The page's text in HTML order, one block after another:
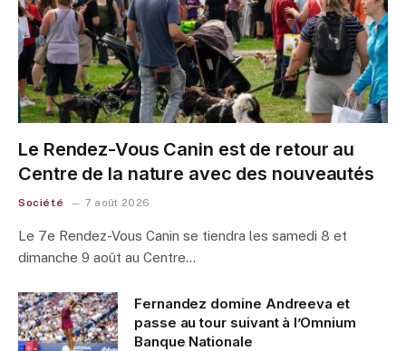
Le Rendez-Vous Canin est de retour au
Centre de la nature avec des nouveautés
Société 7 août 2026
Le 7e Rendez-Vous Canin se tiendra les samedi 8 et
dimanche 9 août au Centre…
Fernandez domine Andreeva et
passe au tour suivant à l’Omnium
Banque Nationale